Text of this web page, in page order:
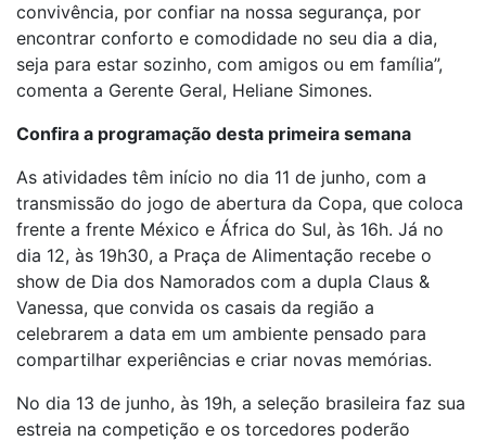
convivência, por confiar na nossa segurança, por
encontrar conforto e comodidade no seu dia a dia,
seja para estar sozinho, com amigos ou em família”,
comenta a Gerente Geral, Heliane Simones.
Confira a programação desta primeira semana
As atividades têm início no dia 11 de junho, com a
transmissão do jogo de abertura da Copa, que coloca
frente a frente México e África do Sul, às 16h. Já no
dia 12, às 19h30, a Praça de Alimentação recebe o
show de Dia dos Namorados com a dupla Claus &
Vanessa, que convida os casais da região a
celebrarem a data em um ambiente pensado para
compartilhar experiências e criar novas memórias.
No dia 13 de junho, às 19h, a seleção brasileira faz sua
estreia na competição e os torcedores poderão